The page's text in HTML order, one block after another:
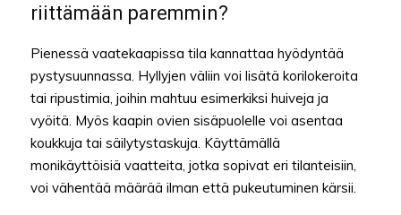
riittämään paremmin?
Pienessä vaatekaapissa tila kannattaa hyödyntää
pystysuunnassa. Hyllyjen väliin voi lisätä korilokeroita
tai ripustimia, joihin mahtuu esimerkiksi huiveja ja
vyöitä. Myös kaapin ovien sisäpuolelle voi asentaa
koukkuja tai säilytystaskuja. Käyttämällä
monikäyttöisiä vaatteita, jotka sopivat eri tilanteisiin,
voi vähentää määrää ilman että pukeutuminen kärsii.